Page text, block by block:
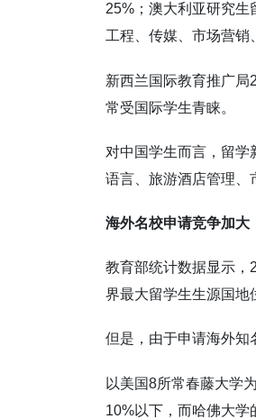
25%；澳大利亚研究生
工程、传媒、市场营销
新西兰国际教育推广
常受国际学生青睐。
对中国学生而言，留
语言、旅游酒店管理、
海外名校申请竞争加大
教育部统计数据显示，
界最大留学生生源国地
但是，由于申请海外知
以美国8所常春藤大学
10%以下，而哈佛大学